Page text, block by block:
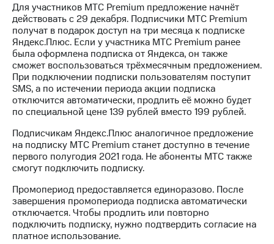
Роуминг
Семейная
группа
Заказать
SIM-
карту
Оформить
eSIM
SIM-
карта
иностранцев
Оформить
чистый
номер
Тарифы
RED,
РИИЛ
и МТС
Супер
дешевле
при
оплате
с карты
Деньги
Спутниковое ТВ
и подключите
ТВ
с выгодным
тарифом
Для участников МТС Premium предложение начнёт
действовать с 29 декабря. Подписчики МТС Premium
получат в подарок доступ на три месяца к подписке
Яндекс.Плюс. Если у участника МТС Premium ранее
была оформлена подписка от Яндекса, он также
сможет воспользоваться трёхмесячным предложением.
При подключении подписки пользователям поступит
SMS, а по истечении периода акции подписка
отключится автоматически, продлить её можно будет
по специальной цене 139 рублей вместо 199 рублей.
Подписчикам Яндекс.Плюс аналогичное предложение
на подписку МТС Premium станет доступно в течение
первого полугодия 2021 года. Не абоненты МТС также
смогут подключить подписку.
Промопериод предоставляется единоразово. После
завершения промопериода подписка автоматически
отключается. Чтобы продлить или повторно
подключить подписку, нужно подтвердить согласие на
платное использование.